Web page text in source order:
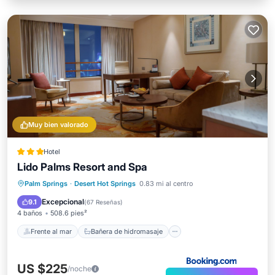
Muy bien valorado
Hotel
Lido Palms Resort and Spa
Palm Springs · Desert Hot Springs 0.83 mi al centro
9.1 Excepcional(67 Reseñas)
4 baños 508.6 pies²
Frente al mar Bañera de hidromasaje
Frente al mar
Bañera de hidromasaje
Aparcamiento
US $225/noche